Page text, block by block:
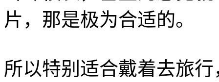
片，那是极为合适的。
所以特别适合戴着去旅